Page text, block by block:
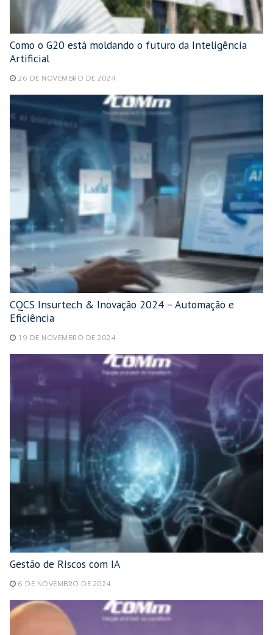
Como o G20 está moldando o futuro da Inteligência
Artificial
26 DE NOVEMBRO DE 2024
CQCS Insurtech & Inovação 2024 – Automação e
Eficiência
19 DE NOVEMBRO DE 2024
Gestão de Riscos com IA
6 DE NOVEMBRO DE 2024